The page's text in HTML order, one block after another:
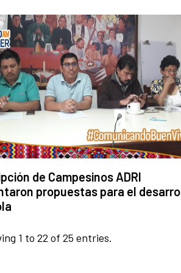
de Campesinos ADRI
propuestas para el
1 to 22 of 25 entries.